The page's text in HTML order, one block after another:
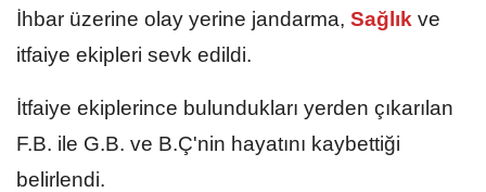
İhbar üzerine olay yerine jandarma, Sağlık ve
itfaiye ekipleri sevk edildi.
İtfaiye ekiplerince bulundukları yerden çıkarılan
F.B. ile G.B. ve B.Ç'nin hayatını kaybettiği
belirlendi.